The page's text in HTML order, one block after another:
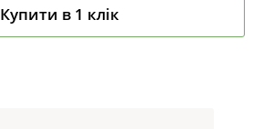
Купити в 1 клік